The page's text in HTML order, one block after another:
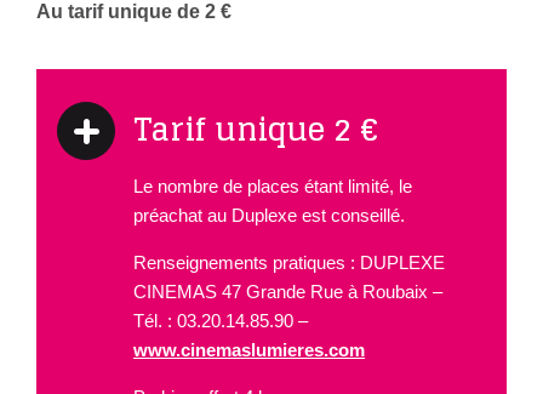
Au tarif unique de 2 €
Tarif unique 2 €
Le nombre de places étant limité, le
préachat au Duplexe est conseillé.
Renseignements pratiques : DUPLEXE
CINEMAS 47 Grande Rue à Roubaix –
Tél. : 03.20.14.85.90 –
www.cinemaslumieres.com